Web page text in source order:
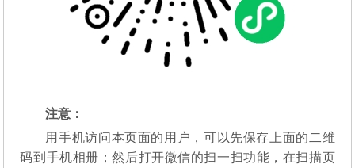
注意：
用手机访问本页面的用户，可以先保存上面的二维
码到手机相册；然后打开微信的扫一扫功能，在扫描页